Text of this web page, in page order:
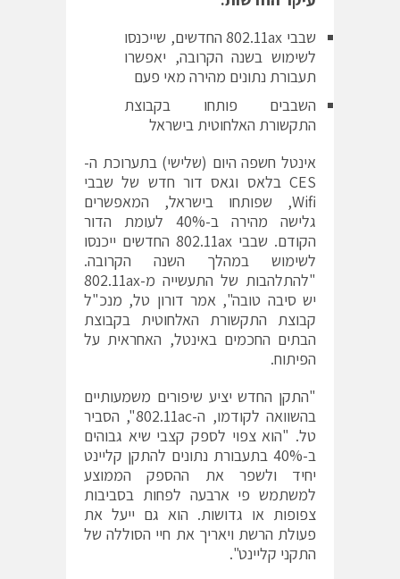
שבבי 802.11ax החדשים, שייכנסו
לשימוש בשנה הקרובה, יאפשרו
תעבורת נתונים מהירה מאי פעם
השבבים פותחו בקבוצת
התקשורת האלחוטית בישראל
אינטל חשפה היום (שלישי) בתערוכת ה-
CES בלאס וגאס דור חדש של שבבי
Wifi, שפותחו בישראל, המאפשרים
גלישה מהירה ב-40% לעומת הדור
הקודם. שבבי 802.11ax החדשים ייכנסו
לשימוש במהלך השנה הקרובה.
"להתלהבות של התעשייה מ-802.11ax
יש סיבה טובה", אמר דורון טל, מנכ"ל
קבוצת התקשורת האלחוטית בקבוצת
הבתים החכמים באינטל, האחראית על
הפיתוח.
"התקן החדש יציע שיפורים משמעותיים
בהשוואה לקודמו, ה-802.11ac", הסביר
טל. "הוא צפוי לספק קצבי שיא גבוהים
ב-40% בתעבורת נתונים להתקן קליינט
יחיד ולשפר את ההספק הממוצע
למשתמש פי ארבעה לפחות בסביבות
צפופות או גדושות. הוא גם ייעל את
פעולת הרשת ויאריך את חיי הסוללה של
התקני קליינט".